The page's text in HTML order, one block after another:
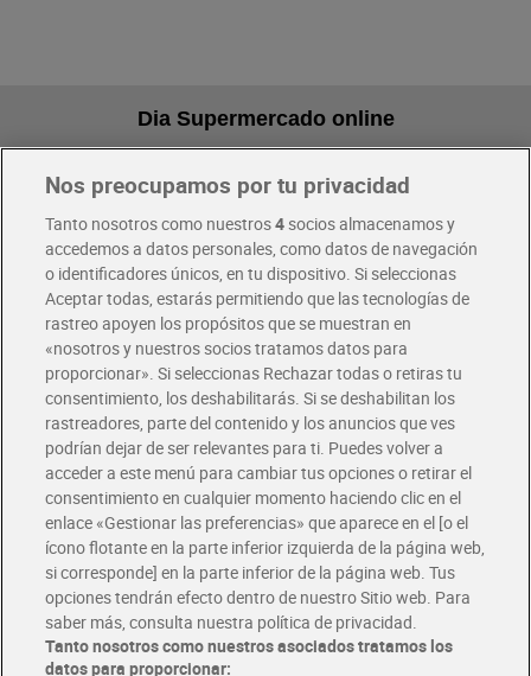
Dia Supermercado online
Pide hoy, recibe hoy
Envío gratis por compras superiores a 100€
Envío estandar por 4,99€
Glovo y Uber Eats
Solicita tu factura de Glovo o Uber Eats
Únete al CLUB Dia
Disfruta las ventajas y ofertas exclusivas.
Descárgate la APP Dia
Folletos y Tiendas
Descubre las mejores ofertas y busca tu tienda más cercana
Tarjeta MaX Dia
Te devuelve hasta 8€/mes de tus compras.
Nos preocupamos por tu privacidad
Tanto nosotros como nuestros4socios almacenamos y
accedemos a datos personales, como datos de navegación
o identificadores únicos, en tu dispositivo. Si seleccionas
Aceptar todas, estarás permitiendo que las tecnologías de
rastreo apoyen los propósitos que se muestran en
«nosotros y nuestros socios tratamos datos para
proporcionar». Si seleccionas Rechazar todas o retiras tu
consentimiento, los deshabilitarás. Si se deshabilitan los
rastreadores, parte del contenido y los anuncios que ves
podrían dejar de ser relevantes para ti. Puedes volver a
acceder a este menú para cambiar tus opciones o retirar el
consentimiento en cualquier momento haciendo clic en el
enlace «Gestionar las preferencias» que aparece en el [o el
ícono flotante en la parte inferior izquierda de la página web,
si corresponde] en la parte inferior de la página web. Tus
opciones tendrán efecto dentro de nuestro Sitio web. Para
saber más, consulta nuestra política de privacidad.
Tanto nosotros como nuestros asociados tratamos los
datos para proporcionar: